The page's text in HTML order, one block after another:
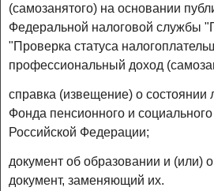
(самозанятого) на основании
Федеральной налоговой службы
"Проверка статуса
профессиональный доход
справка (извещение) о состоянии
Фонда пенсионного и
Российской Федерации;
документ об образовании и (или)
документ, заменяющий их.